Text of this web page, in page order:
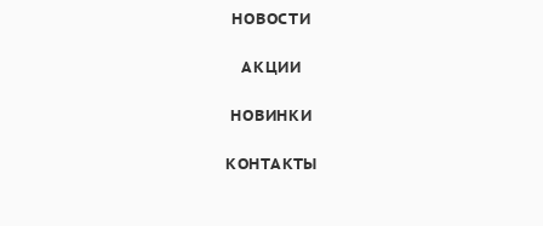
НОВОСТИ
АКЦИИ
НОВИНКИ
КОНТАКТЫ